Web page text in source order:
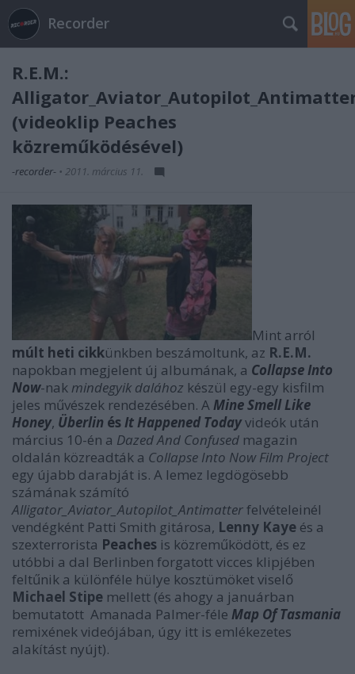
Recorder
R.E.M.:
(videoklip Peaches
közreműködésével)
-recorder- • 2011. március 11.
Mint arról
múlt heti cikkünkben beszámoltunk, az R.E.M.
napokban megjelent új albumának, a Collapse Into
Now-nak mindegyik dalához készül egy-egy kisfilm
jeles művészek rendezésében. AMine Smell Like
Honey, Überlin ésIt Happened Todayvideók után
március 10-én a Dazed And Confused magazin
oldalán közreadták a Collapse Into Now Film Project
egy újabb darabját is. A lemez legdögösebb
számának számító
Alligator_Aviator_Autopilot_Antimatterfelvételeinél
vendégként Patti Smith gitárosa, Lenny Kaye és a
szexterrorista Peaches is közreműködött, és ez
utóbbi a dal Berlinben forgatott vicces klipjében
feltűnik a különféle hülye kosztümöket viselő
Michael Stipe mellett (és ahogy a januárban
bemutatott Amanada Palmer-féle Map Of Tasmania
remixének videójában, úgy itt is emlékezetes
alakítást nyújt).